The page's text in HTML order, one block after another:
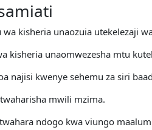
wa kisheria unaozuia utekelezaji
kisheria unaomwezesha mtu
najisi kwenye sehemu za siri
mwili mzima.
ndogo kwa viungo